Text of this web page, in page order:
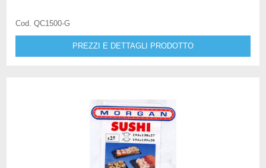
Cod. QC1500-G
PREZZI E DETTAGLI PRODOTTO